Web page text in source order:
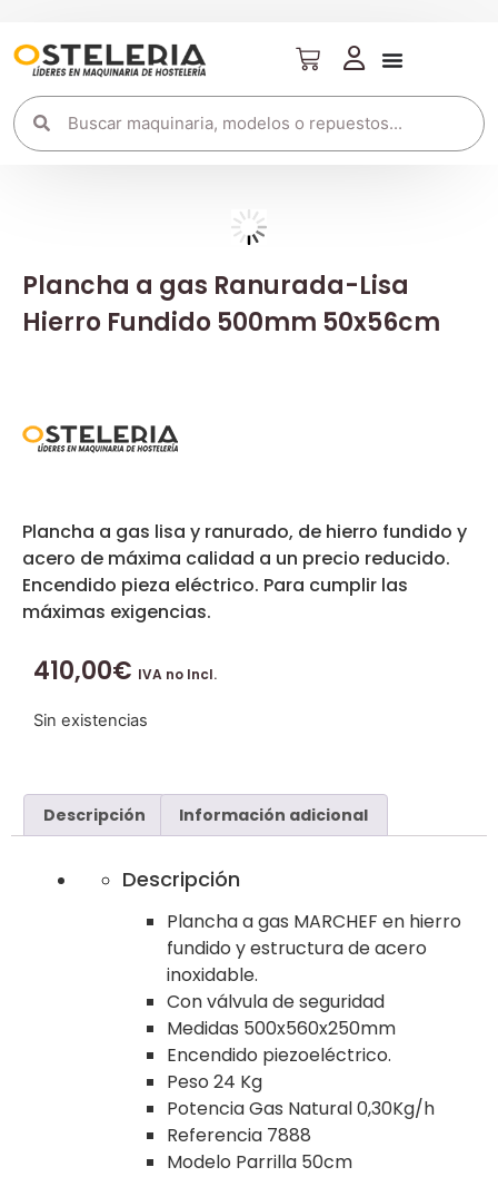
Plancha a gas Ranurada-Lisa
Hierro Fundido 500mm 50x56cm
Plancha a gas lisa y ranurado, de hierro fundido y
acero de máxima calidad a un precio reducido.
Encendido pieza eléctrico. Para cumplir las
máximas exigencias.
410,00€ IVA no Incl.
Sin existencias
Descripción Información adicional
Descripción
Plancha a gas MARCHEF en hierro
fundido y estructura de acero
inoxidable.
Con válvula de seguridad
Medidas 500x560x250mm
Encendido piezoeléctrico.
Peso 24 Kg
Potencia Gas Natural 0,30Kg/h
Referencia 7888
Modelo Parrilla 50cm